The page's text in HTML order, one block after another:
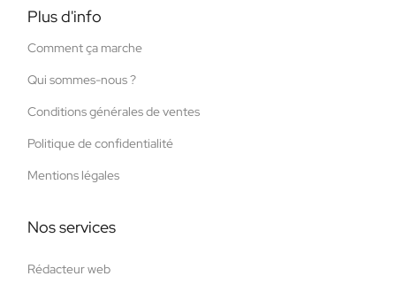
Plus d'info
Comment ça marche
Qui sommes-nous ?
Conditions générales de ventes
Politique de confidentialité
Mentions légales
Nos services
Rédacteur web